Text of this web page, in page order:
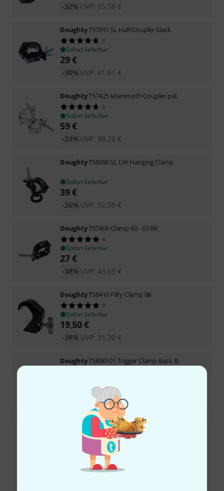
UVP: 55,58 €
-32%
DoughtyT57011 SL Half Coupler black
3
Sofort lieferbar
29€
UVP: 41,61 €
-30%
DoughtyT57425 Mammoth Coupler pol.
3
Sofort lieferbar
59€
UVP: 88,26 €
-33%
DoughtyT58090 SL LW Hanging Clamp
Sofort lieferbar
39€
UVP: 52,59 €
-26%
DoughtyT57406 Clamp 60 - 63 BK
4
Sofort lieferbar
27€
UVP: 43,69 €
-38%
DoughtyT58410 Fifty Clamp BK
9
Sofort lieferbar
19,50€
UVP: 31,30 €
-38%
DoughtyT5886101 Trigger Clamp Basic B
UVP:48,70 €
Doughty T21101 C-Hook BK
140
Sofort lieferbar
UVP:14,31 €